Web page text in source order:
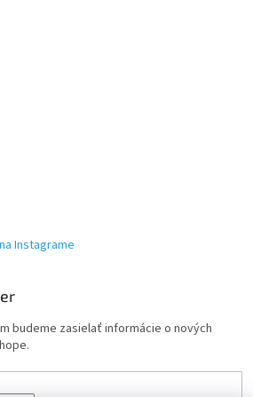
Instagrame
budeme zasielať informácie o nových